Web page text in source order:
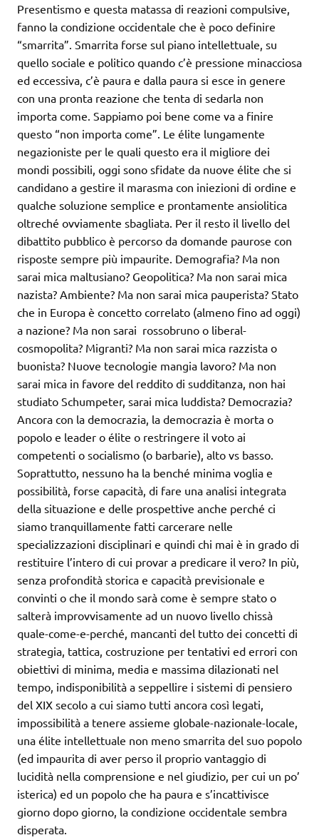
Presentismo e questa matassa di reazioni compulsive,
fanno la condizione occidentale che è poco definire
“smarrita”. Smarrita forse sul piano intellettuale, su
quello sociale e politico quando c’è pressione minacciosa
ed eccessiva, c’è paura e dalla paura si esce in genere
con una pronta reazione che tenta di sedarla non
importa come. Sappiamo poi bene come va a finire
questo “non importa come”. Le élite lungamente
negazioniste per le quali questo era il migliore dei
mondi possibili, oggi sono sfidate da nuove élite che si
candidano a gestire il marasma con iniezioni di ordine e
qualche soluzione semplice e prontamente ansiolitica
oltreché ovviamente sbagliata. Per il resto il livello del
dibattito pubblico è percorso da domande paurose con
risposte sempre più impaurite. Demografia? Ma non
sarai mica maltusiano? Geopolitica? Ma non sarai mica
nazista? Ambiente? Ma non sarai mica pauperista? Stato
che in Europa è concetto correlato (almeno fino ad oggi)
a nazione? Ma non sarai rossobruno o liberal-
cosmopolita? Migranti? Ma non sarai mica razzista o
buonista? Nuove tecnologie mangia lavoro? Ma non
sarai mica in favore del reddito di sudditanza, non hai
studiato Schumpeter, sarai mica luddista? Democrazia?
Ancora con la democrazia, la democrazia è morta o
popolo e leader o élite o restringere il voto ai
competenti o socialismo (o barbarie), alto vs basso.
Soprattutto, nessuno ha la benché minima voglia e
possibilità, forse capacità, di fare una analisi integrata
della situazione e delle prospettive anche perché ci
siamo tranquillamente fatti carcerare nelle
specializzazioni disciplinari e quindi chi mai è in grado di
restituire l’intero di cui provar a predicare il vero? In più,
senza profondità storica e capacità previsionale e
convinti o che il mondo sarà come è sempre stato o
salterà improvvisamente ad un nuovo livello chissà
quale-come-e-perché, mancanti del tutto dei concetti di
strategia, tattica, costruzione per tentativi ed errori con
obiettivi di minima, media e massima dilazionati nel
tempo, indisponibilità a seppellire i sistemi di pensiero
del XIX secolo a cui siamo tutti ancora così legati,
impossibilità a tenere assieme globale-nazionale-locale,
una élite intellettuale non meno smarrita del suo popolo
(ed impaurita di aver perso il proprio vantaggio di
lucidità nella comprensione e nel giudizio, per cui un po’
isterica) ed un popolo che ha paura e s’incattivisce
giorno dopo giorno, la condizione occidentale sembra
disperata.